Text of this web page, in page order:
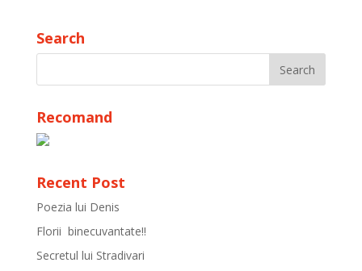
Search
Recomand
Recent Post
Poezia lui Denis
Florii binecuvantate!!
Secretul lui Stradivari